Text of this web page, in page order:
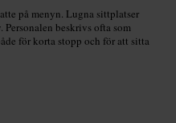
på menyn. Lugna sittplatser
beskrivs ofta som
för korta stopp och för att sitta